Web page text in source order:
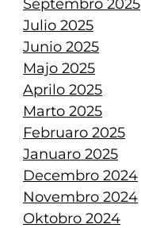
Septembro 2025
Julio 2025
Junio 2025
Majo 2025
Aprilo 2025
Marto 2025
Februaro 2025
Januaro 2025
Decembro 2024
Novembro 2024
Oktobro 2024